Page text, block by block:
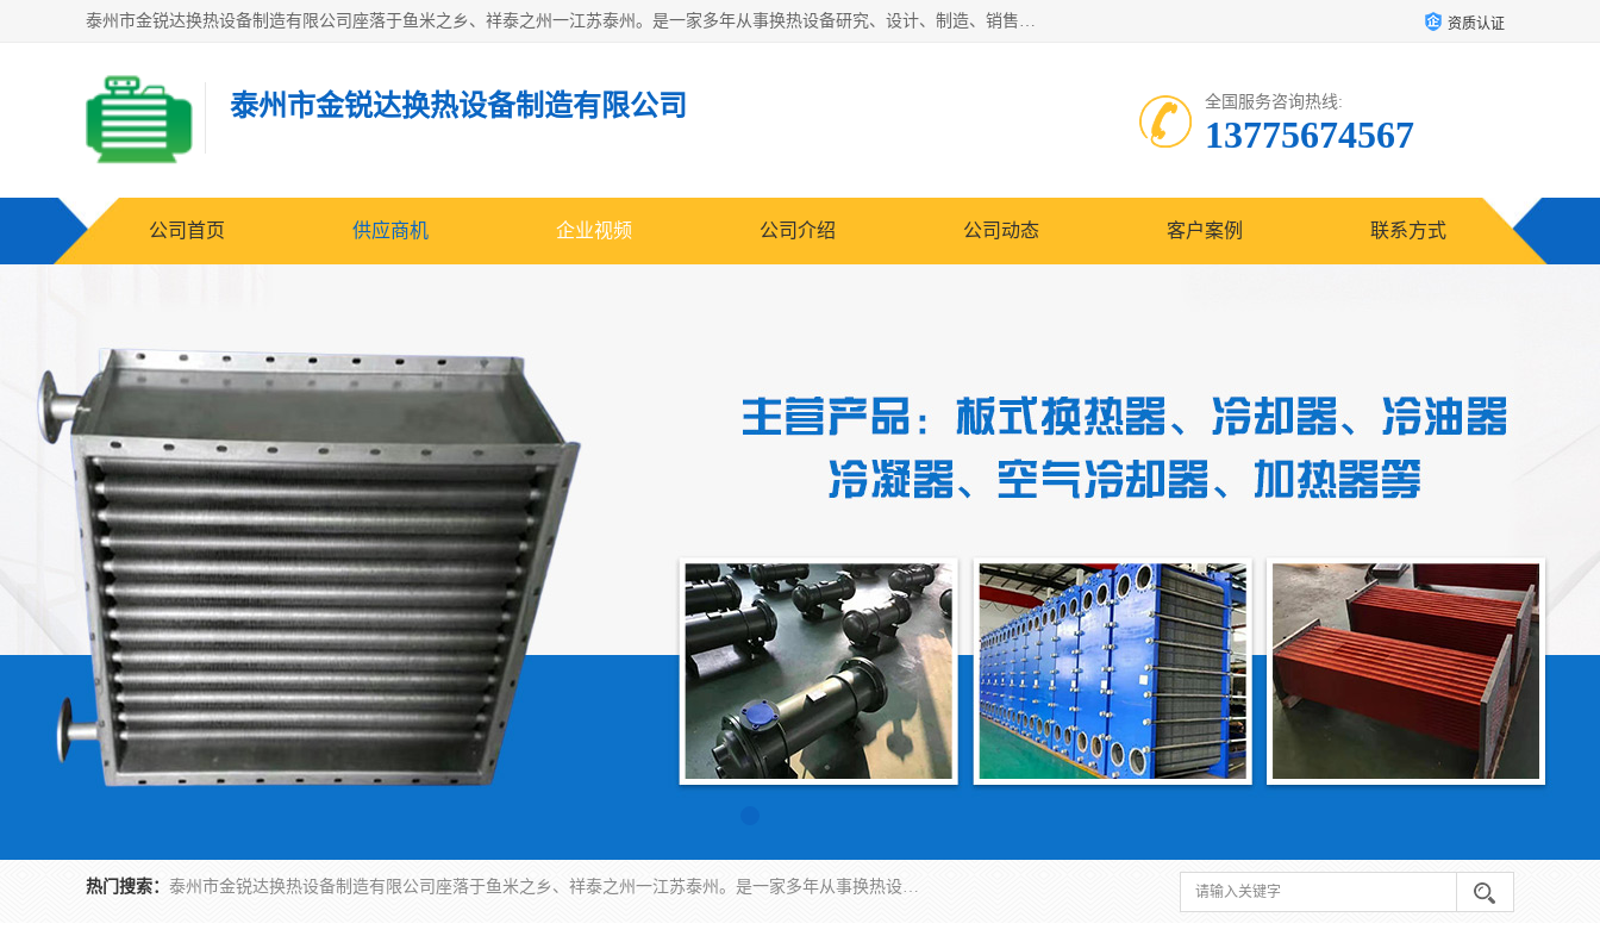
泰州市金锐达换热设备制造有限公司座落于鱼米之乡、祥泰之州一江苏泰州。是一家多年从事换热设备研究、设计、制造、销售、服务于一体的生产企业。 资质认证
泰州市金锐达换热设备制造有限公司 全国服务咨询热线:
13775674567
公司首页 供应商机 企业视频 公司介绍 公司动态 客户案例 联系方式
热门搜索： 泰州市金锐达换热设备制造有限公司座落于鱼米之乡、祥泰之州一江苏泰州。是一家多年从事换热设备研究、设计、制造、销售、服务于一体的生产企业。